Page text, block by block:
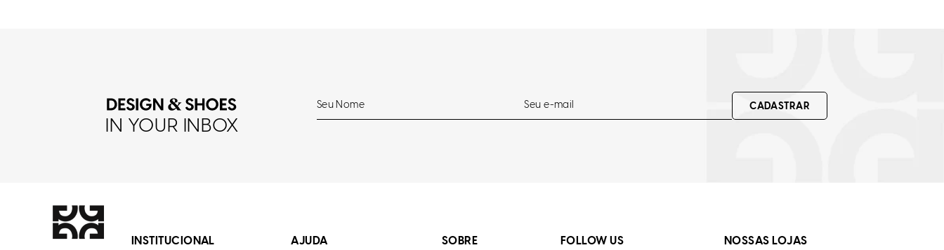
IN YOUR INBOX
CADASTRAR
INSTITUCIONAL AJUDA SOBRE FOLLOW US NOSSAS LOJAS